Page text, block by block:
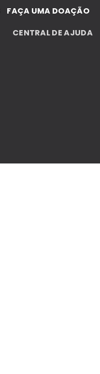
FAÇA UMA DOAÇÃO
CENTRAL DE AJUDA